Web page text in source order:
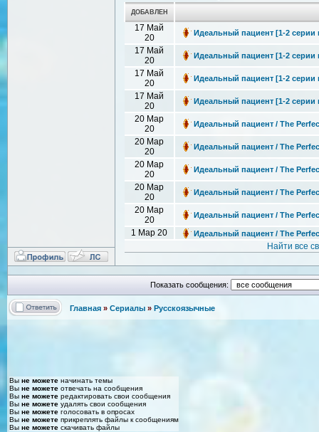
ДОБАВЛЕН
17 Май
20
Идеальный пациент [1-2 серии
17 Май
20
Идеальный пациент [1-2 серии
17 Май
20
Идеальный пациент [1-2 серии
17 Май
20
Идеальный пациент [1-2 серии
20 Мар
20
Идеальный пациент / The
20 Мар
20
Идеальный пациент / The
20 Мар
20
Идеальный пациент / The
20 Мар
20
Идеальный пациент / The
20 Мар
20
Идеальный пациент / The
1 Мар 20 Идеальный пациент / The
Найти все
Показать сообщения:
Главная » Сериалы » Русскоязычные
Вы не можете начинать темы
Вы не можете отвечать на сообщения
Вы не можете редактировать свои сообщения
Вы не можете удалять свои сообщения
Вы не можете голосовать в опросах
Вы не можете прикреплять файлы к сообщениям
Вы не можете скачивать файлы